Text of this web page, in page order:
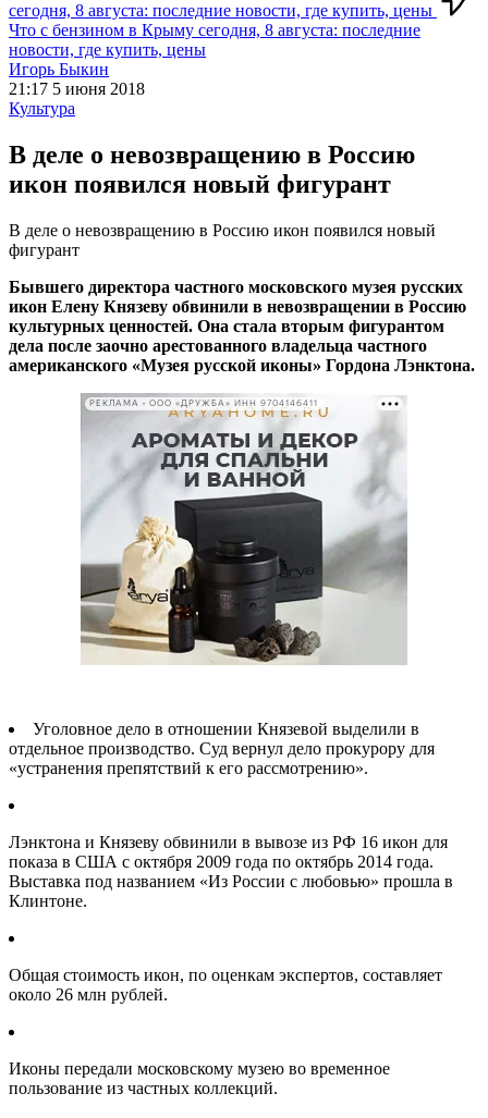
сегодня, 8 августа: последние новости, где купить, цены
Что с бензином в Крыму сегодня, 8 августа: последние
новости, где купить, цены
Игорь Быкин
21:17 5 июня 2018
Культура
В деле о невозвращению в Россию
икон появился новый фигурант
В деле о невозвращению в Россию икон появился новый
фигурант
Бывшего директора частного московского музея русских
икон Елену Князеву обвинили в невозвращении в Россию
культурных ценностей. Она стала вторым фигурантом
дела после заочно арестованного владельца частного
американского «Музея русской иконы» Гордона Лэнктона.
РЕКЛАМА • ООО «ДРУЖБА» ИНН 9704146411
Уголовное дело в отношении Князевой выделили в
отдельное производство. Суд вернул дело прокурору для
«устранения препятствий к его рассмотрению».
Лэнктона и Князеву обвинили в вывозе из РФ 16 икон для
показа в США с октября 2009 года по октябрь 2014 года.
Выставка под названием «Из России с любовью» прошла в
Клинтоне.
Общая стоимость икон, по оценкам экспертов, составляет
около 26 млн рублей.
Иконы передали московскому музею во временное
пользование из частных коллекций.